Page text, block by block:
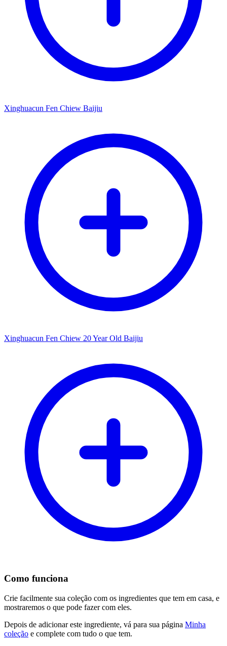
Xinghuacun Fen Chiew Baijiu
Xinghuacun Fen Chiew 20 Year Old Baijiu
Como funciona
Crie facilmente sua coleção com os ingredientes que tem em casa, e
mostraremos o que pode fazer com eles.
Depois de adicionar este ingrediente, vá para sua página Minha
coleção e complete com tudo o que tem.